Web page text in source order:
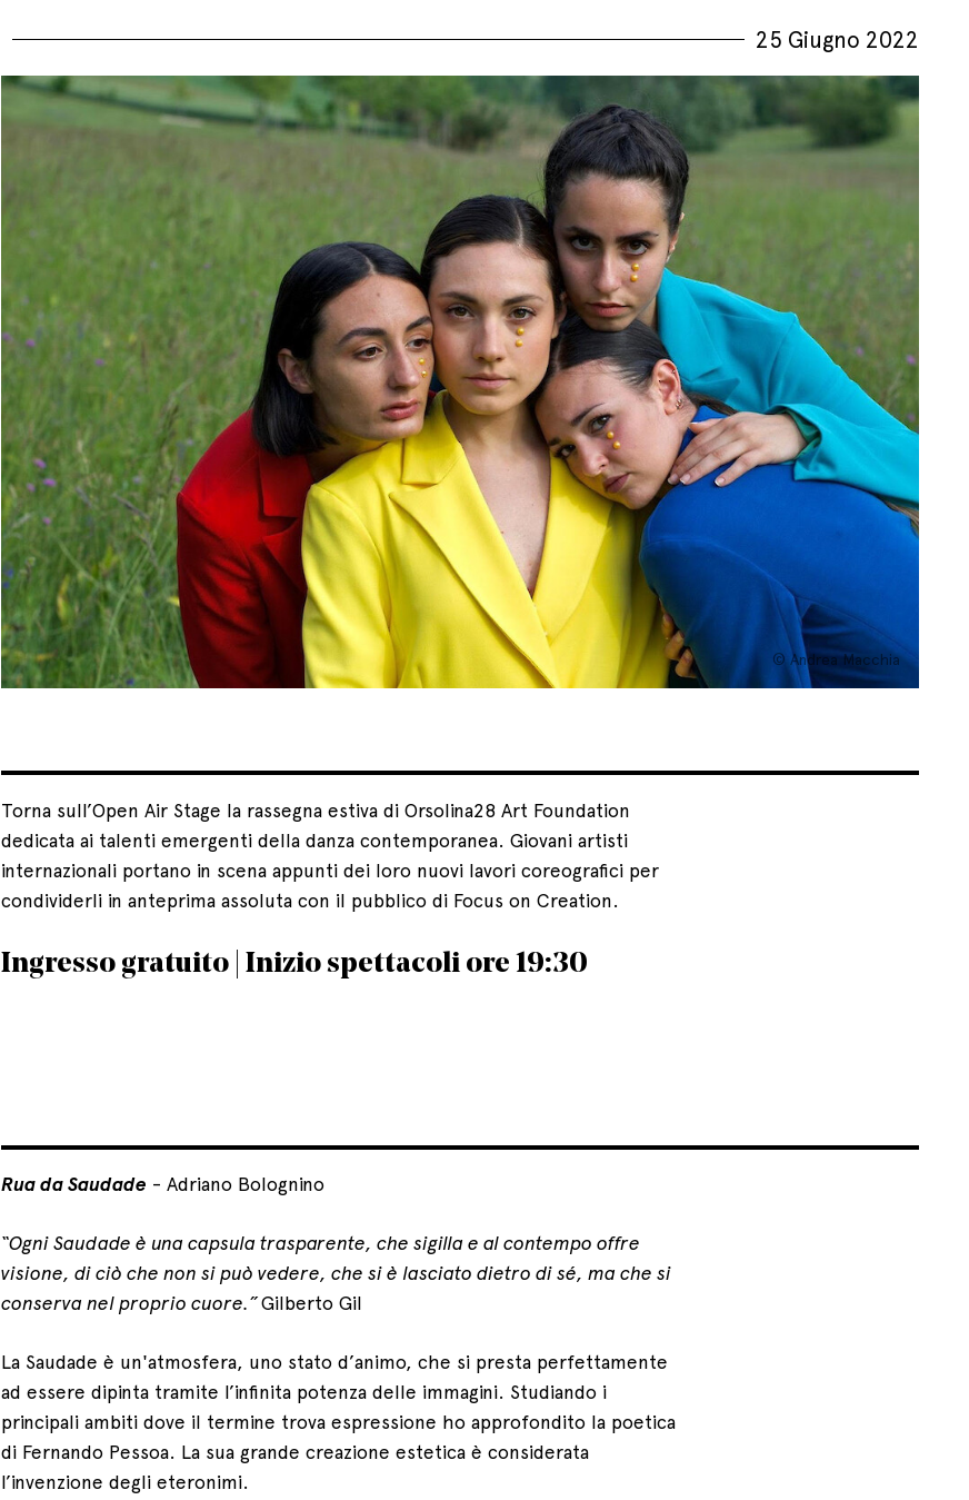
25 Giugno 2022
© Andrea Macchia
Torna sull’Open Air Stage la rassegna estiva di Orsolina28 Art Foundation
dedicata ai talenti emergenti della danza contemporanea. Giovani artisti
internazionali portano in scena appunti dei loro nuovi lavori coreografici per
condividerli in anteprima assoluta con il pubblico di Focus on Creation.
Ingresso gratuito | Inizio spettacoli ore 19:30
Rua da Saudade - Adriano Bolognino
“Ogni Saudade è una capsula trasparente, che sigilla e al contempo offre
visione, di ciò che non si può vedere, che si è lasciato dietro di sé, ma che si
conserva nel proprio cuore.”Gilberto Gil
La Saudade è un'atmosfera, uno stato d’animo, che si presta perfettamente
ad essere dipinta tramite l’infinita potenza delle immagini. Studiando i
principali ambiti dove il termine trova espressione ho approfondito la poetica
di Fernando Pessoa. La sua grande creazione estetica è considerata
l’invenzione degli eteronimi.